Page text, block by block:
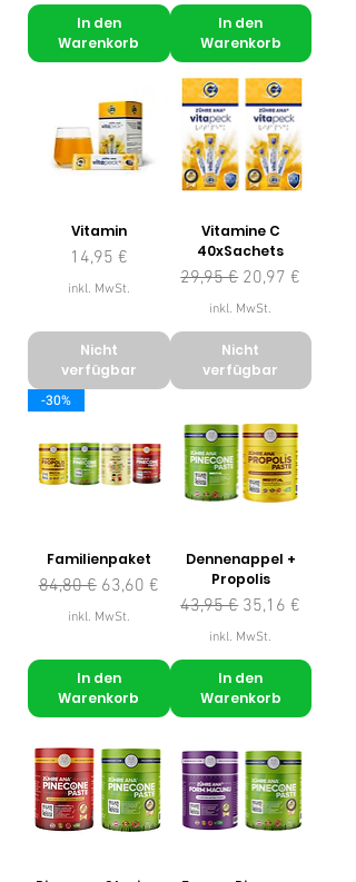
In den
Warenkorb
In den
Warenkorb
Vitamin
Preis
14,95 €
inkl. MwSt.
Nicht
verfügbar
Vitamine C
40xSachets
Standardpreis
29,95 € Sale-Preis
20,97 €
inkl. MwSt.
Nicht
verfügbar
-30%
Familienpaket
Standardpreis
84,80 € Sale-Preis
63,60 €
inkl. MwSt.
In den
Warenkorb
Dennenappel +
Propolis
Standardpreis
43,95 € Sale-Preis
35,16 €
inkl. MwSt.
In den
Warenkorb